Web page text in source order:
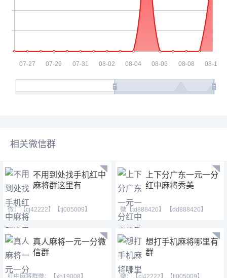
相关微信群
不用到处找手机红中
麻将群这里有
微：【cj42222】【tj005009】
上下分广东一元一分
红中麻将秀美
微【td888420】 【dd888420】
【td21155】等风也等你。
真人麻将一元一分微
信群
想打手机麻将哪里有
群